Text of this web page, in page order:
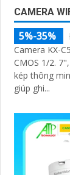
CAMERA
5%-35%
Camera KX-
CMOS 1/2. 7", cho
kép thông
giúp ghi...